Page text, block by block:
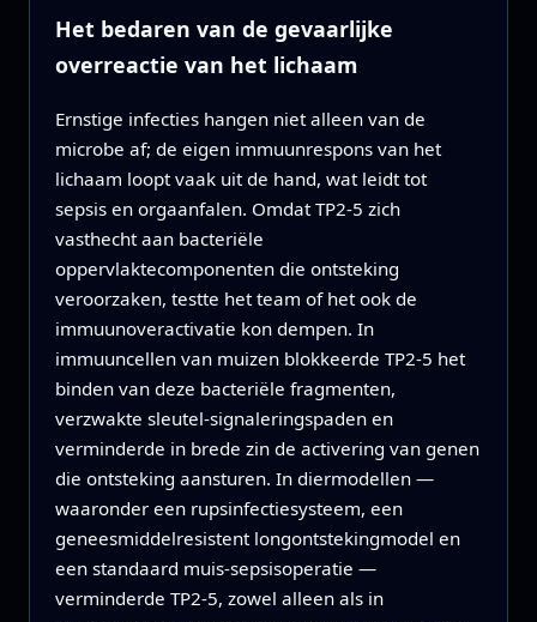
Het bedaren van de gevaarlijke
overreactie van het lichaam
Ernstige infecties hangen niet alleen van de
microbe af; de eigen immuunrespons van het
lichaam loopt vaak uit de hand, wat leidt tot
sepsis en orgaanfalen. Omdat TP2‑5 zich
vasthecht aan bacteriële
oppervlaktecomponenten die ontsteking
veroorzaken, testte het team of het ook de
immuunoveractivatie kon dempen. In
immuuncellen van muizen blokkeerde TP2‑5 het
binden van deze bacteriële fragmenten,
verzwakte sleutel‑signaleringspaden en
verminderde in brede zin de activering van genen
die ontsteking aansturen. In diermodellen —
waaronder een rupsinfectiesysteem, een
geneesmiddelresistent longontstekingmodel en
een standaard muis‑sepsisoperatie —
verminderde TP2‑5, zowel alleen als in